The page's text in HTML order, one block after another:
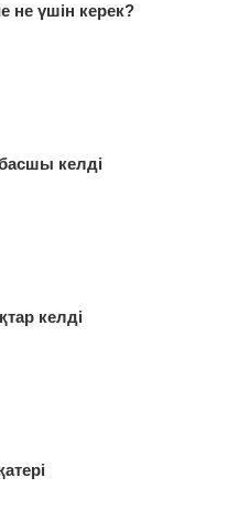
не үшін керек?
келді
келді